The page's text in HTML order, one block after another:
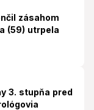
zásahom
(59) utrpela
3. stupňa pred